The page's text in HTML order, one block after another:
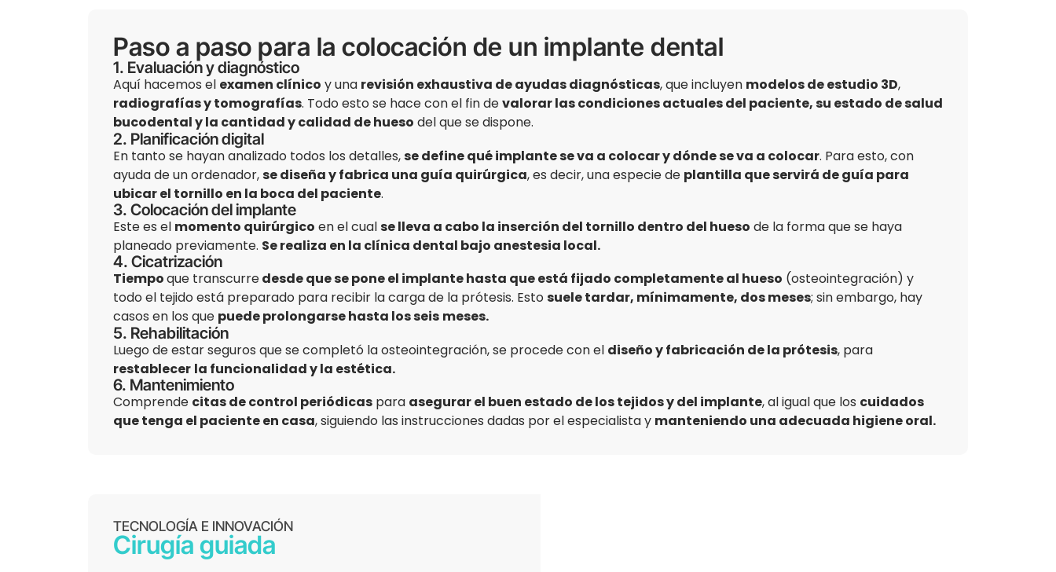
Paso a paso para la colocación de un implante dental
1. Evaluación y diagnóstico
Aquí hacemos el examen clínico y una revisión exhaustiva de ayudas diagnósticas, que incluyen modelos de estudio 3D,
radiografías y tomografías. Todo esto se hace con el fin devalorar las condiciones actuales del paciente, su estado de salud
bucodental y la cantidad y calidad de hueso del que se dispone.
2. Planificación digital
En tanto se hayan analizado todos los detalles,se define qué implante se va a colocar y dónde se va a colocar. Para esto, con
ayuda de un ordenador,se diseña y fabrica una guía quirúrgica, es decir, una especie de plantilla que servirá de guía para
ubicar el tornillo en la boca del paciente.
3. Colocación del implante
Este es el momento quirúrgico en el cualse lleva a cabo la inserción del tornillo dentro del hueso de la forma que se haya
planeado previamente. Se realiza en la clínica dental bajo anestesia local.
4. Cicatrización
Tiempoque transcurredesde que se pone el implante hasta que está fijado completamente al hueso (osteointegración) y
todo el tejido está preparado para recibir la carga de la prótesis. Estosuele tardar, mínimamente, dos meses; sin embargo, hay
casos en los que puede prolongarse hasta los seis meses.
5. Rehabilitación
Luego de estar seguros que se completó la osteointegración, se procede con el diseño y fabricación de la prótesis, para
restablecer la funcionalidad y la estética.
6. Mantenimiento
Comprende citas de control periódicas para asegurar el buen estado de los tejidos y del implante, al igual que los cuidados
que tenga el paciente en casa, siguiendo las instrucciones dadas por el especialista y manteniendo una adecuada higiene oral.
TECNOLOGÍA E INNOVACIÓN
Cirugía guiada